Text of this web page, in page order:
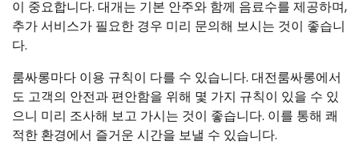
이 중요합니다. 대개는 기본 안주와 함께 음료수를 제공하며,
추가 서비스가 필요한 경우 미리 문의해 보시는 것이 좋습니
다.
룸싸롱마다 이용 규칙이 다를 수 있습니다. 대전룸싸롱에서
도 고객의 안전과 편안함을 위해 몇 가지 규칙이 있을 수 있
으니 미리 조사해 보고 가시는 것이 좋습니다. 이를 통해 쾌
적한 환경에서 즐거운 시간을 보낼 수 있습니다.